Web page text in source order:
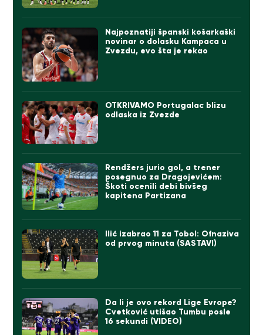
Najpoznatiji španski košarkaški
novinar o dolasku Kampaca u
Zvezdu, evo šta je rekao
OTKRIVAMO Portugalac blizu
odlaska iz Zvezde
Rendžers jurio gol, a trener
posegnuo za Dragojevićem:
Škoti ocenili debi bivšeg
kapitena Partizana
Ilić izabrao 11 za Tobol: Ofnaziva
od prvog minuta (SASTAVI)
Da li je ovo rekord Lige Evrope?
Cvetković utišao Tumbu posle
16 sekundi (VIDEO)